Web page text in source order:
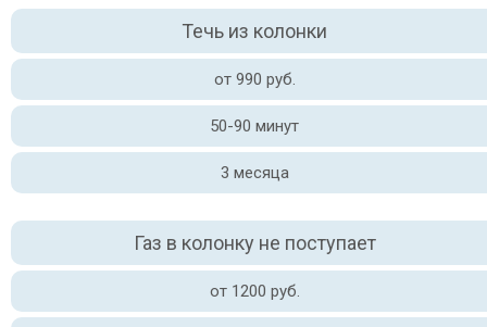
Течь из колонки
от 990 руб.
50-90 минут
3 месяца
Газ в колонку не поступает
от 1200 руб.